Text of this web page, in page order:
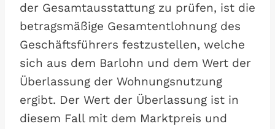
der Gesamtausstattung zu prüfen, ist die
betragsmäßige Gesamtentlohnung des
Geschäftsführers festzustellen, welche
sich aus dem Barlohn und dem Wert der
Überlassung der Wohnungsnutzung
ergibt. Der Wert der Überlassung ist in
diesem Fall mit dem Marktpreis und